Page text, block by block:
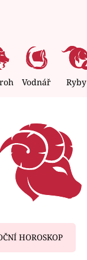
Vodnář Ryby
HOROSKOP